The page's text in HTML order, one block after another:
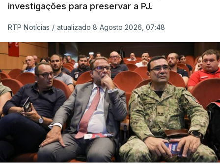
investigações para preservar a PJ.
RTP Notícias / atualizado 8 Agosto 2026, 07:48